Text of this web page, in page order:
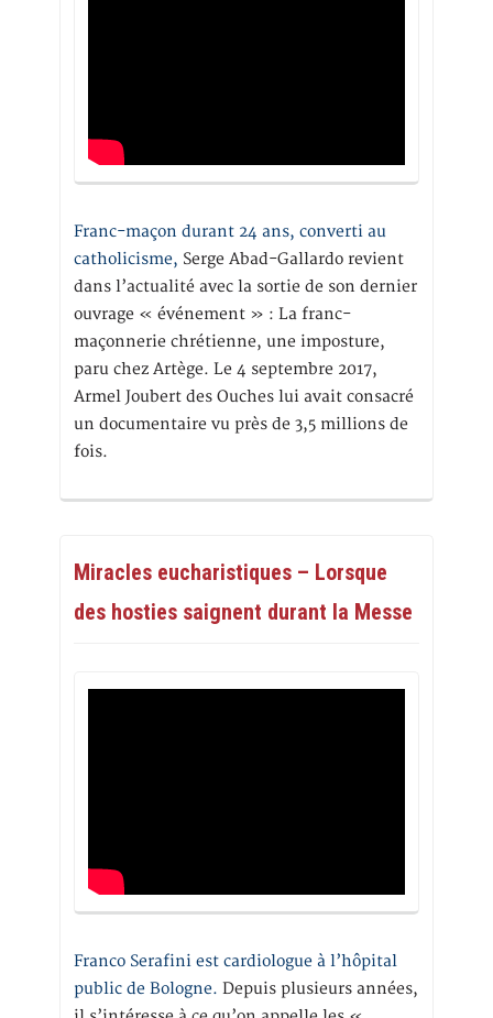
Franc-maçon durant 24 ans, converti au
catholicisme, Serge Abad-Gallardo revient
dans l’actualité avec la sortie de son dernier
ouvrage « événement » : La franc-
maçonnerie chrétienne, une imposture,
paru chez Artège. Le 4 septembre 2017,
Armel Joubert des Ouches lui avait consacré
un documentaire vu près de 3,5 millions de
fois.
Miracles eucharistiques – Lorsque
des hosties saignent durant la Messe
Franco Serafini est cardiologue à l’hôpital
public de Bologne. Depuis plusieurs années,